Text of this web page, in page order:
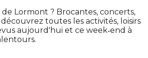
Lormont ? Brocantes, concerts,
toutes les activités, loisirs
aujourd'hui et ce week‑end à